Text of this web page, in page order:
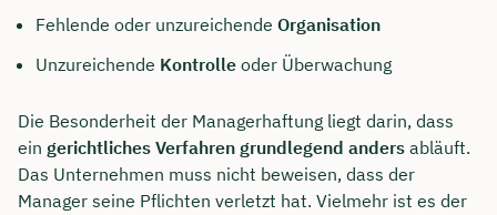
Fehlende oder unzureichende Organisation
Unzureichende Kontrolle oder Überwachung
Die Besonderheit der Managerhaftung liegt darin, dass
ein gerichtliches Verfahren grundlegend anders abläuft.
Das Unternehmen muss nicht beweisen, dass der
Manager seine Pflichten verletzt hat. Vielmehr ist es der